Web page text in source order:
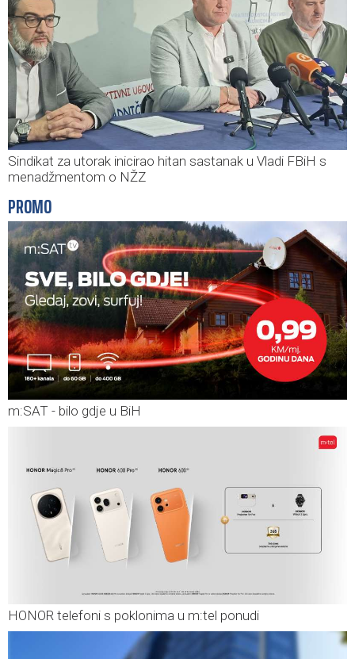
Sindikat za utorak inicirao hitan sastanak u Vladi FBiH s
menadžmentom o NŽZ
PROMO
m:SAT - bilo gdje u BiH
HONOR telefoni s poklonima u m:tel ponudi